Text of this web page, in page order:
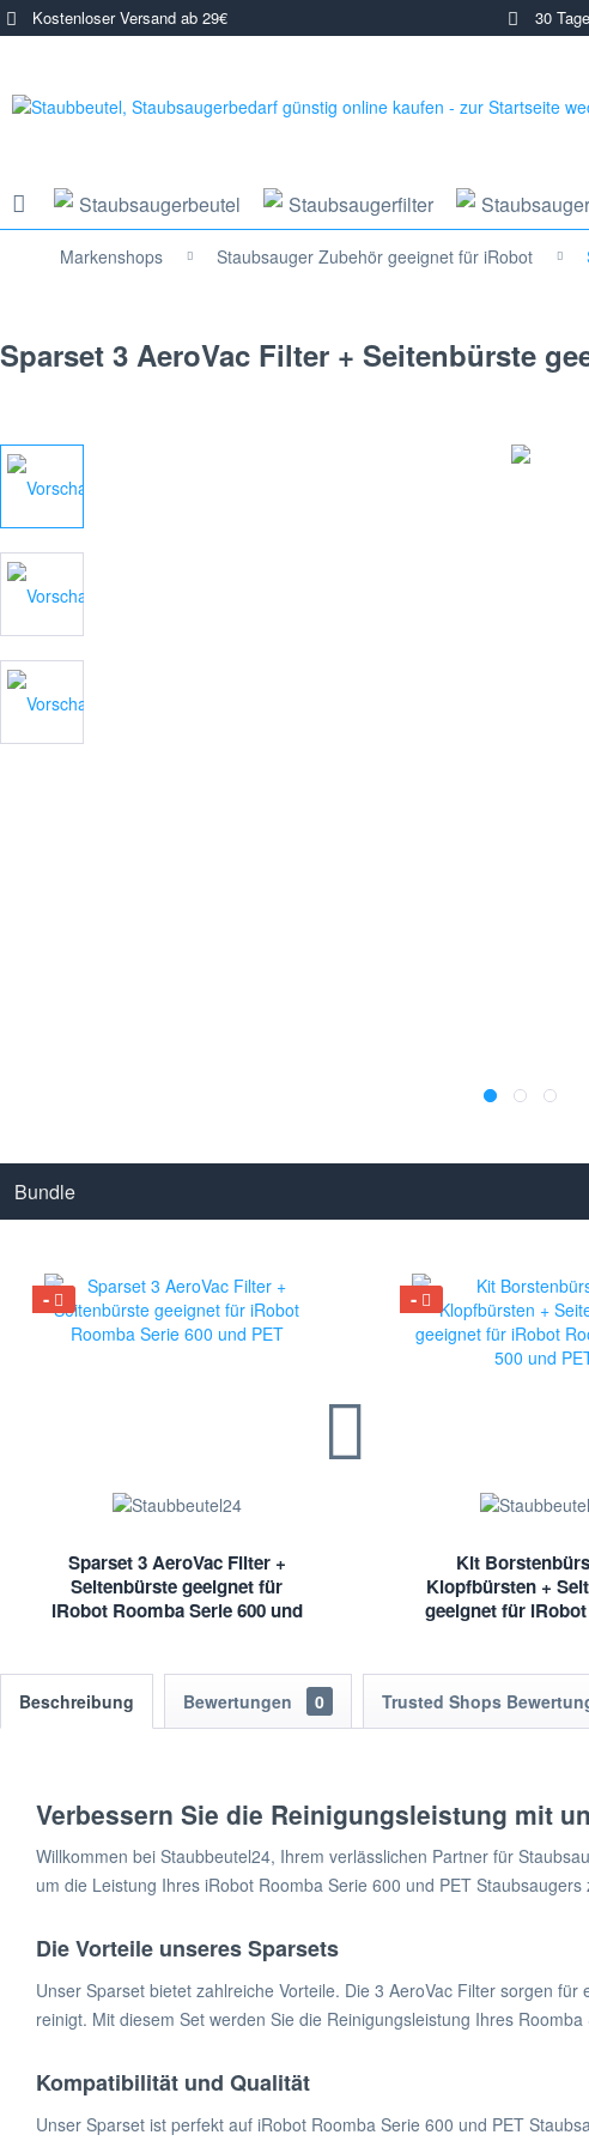
Kostenloser Versand ab 29€ 30
Staubsaugerbeutel Staubsaugerfilter
Markenshops Staubsauger Zubehör geeignet für iRobot
Sparset 3 AeroVac Filter + Seitenbürste
Bundle
Sparset 3 AeroVac Filter +
Seitenbürste geeignet für
iRobot Roomba Serie 600 und
Kit
Klopfbürsten +
geeignet für
Beschreibung Bewertungen 0 Trusted Shops
Verbessern Sie die Reinigungsleistung mit
Willkommen bei Staubbeutel24, Ihrem verlässlichen Partner für
um die Leistung Ihres iRobot Roomba Serie 600 und PET
Die Vorteile unseres Sparsets
Unser Sparset bietet zahlreiche Vorteile. Die 3 AeroVac Filter sorgen
reinigt. Mit diesem Set werden Sie die Reinigungsleistung Ihres
Kompatibilität und Qualität
Unser Sparset ist perfekt auf iRobot Roomba Serie 600 und PET